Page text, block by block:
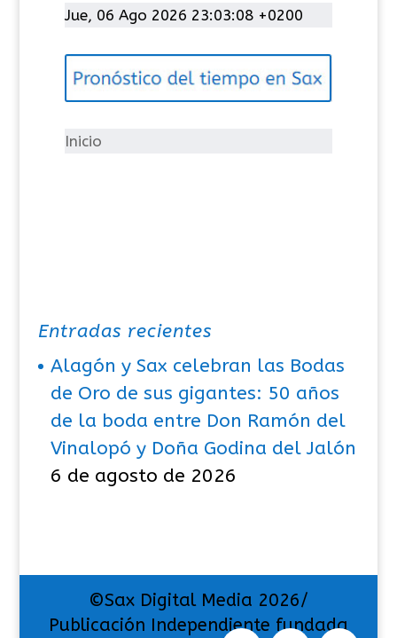
t
g
í
Jue, 06 Ago 2026 23:03:09 +0200
Inicio
Entradas recientes
Alagón y Sax celebran las Bodas
de Oro de sus gigantes: 50 años
de la boda entre Don Ramón del
Vinalopó y Doña Godina del Jalón
6 de agosto de 2026
©Sax Digital Media 2026/
Publicación Independiente fundada